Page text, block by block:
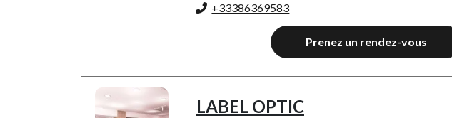
+33386369583
Prenez un rendez-vous
LABEL OPTIC